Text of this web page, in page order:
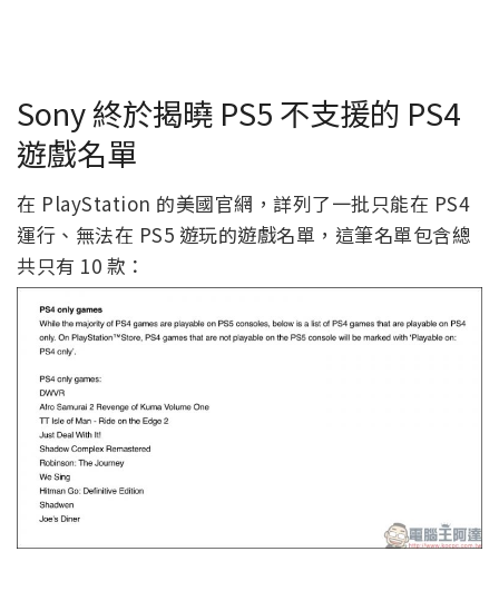
Sony 終於揭曉 PS5 不支援的 PS4
遊戲名單
在 PlayStation 的美國官網，詳列了一批只能在 PS4
運行、無法在 PS5 遊玩的遊戲名單，這筆名單包含總
共只有 10 款：